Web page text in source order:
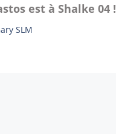
est à Shalke 04 !
SLM